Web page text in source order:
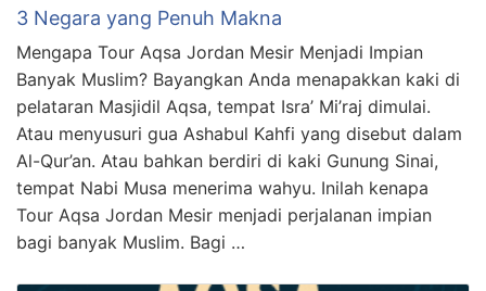
3 Negara yang Penuh Makna
Mengapa Tour Aqsa Jordan Mesir Menjadi Impian
Banyak Muslim? Bayangkan Anda menapakkan kaki di
pelataran Masjidil Aqsa, tempat Isra’ Mi’raj dimulai.
Atau menyusuri gua Ashabul Kahfi yang disebut dalam
Al-Qur’an. Atau bahkan berdiri di kaki Gunung Sinai,
tempat Nabi Musa menerima wahyu. Inilah kenapa
Tour Aqsa Jordan Mesir menjadi perjalanan impian
bagi banyak Muslim. Bagi …